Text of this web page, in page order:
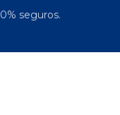
seguros.